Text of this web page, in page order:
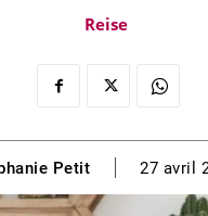
Reise
Petit 27 avril